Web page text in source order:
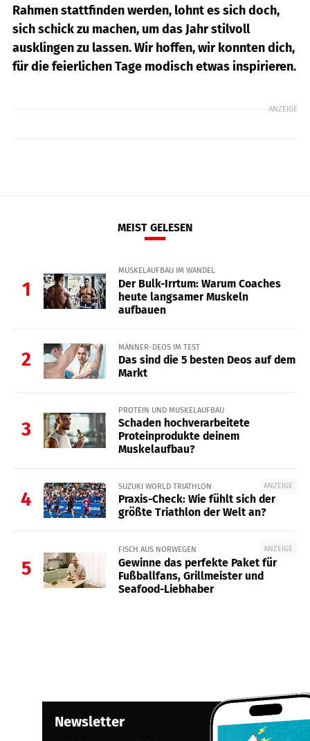
Rahmen stattfinden werden, lohnt es sich doch,
sich schick zu machen, um das Jahr stilvoll
ausklingen zu lassen. Wir hoffen, wir konnten dich,
für die feierlichen Tage modisch etwas inspirieren.
ANZEIGE
MEIST GELESEN
1
MUSKELAUFBAU IM WANDEL
Der Bulk-Irrtum: Warum Coaches
heute langsamer Muskeln
aufbauen
2
MÄNNER-DEOS IM TEST
Das sind die 5 besten Deos auf dem
Markt
3
PROTEIN UND MUSKELAUFBAU
Schaden hochverarbeitete
Proteinprodukte deinem
Muskelaufbau?
4
ANZEIGE
SUZUKI WORLD TRIATHLON
Praxis-Check: Wie fühlt sich der
größte Triathlon der Welt an?
5
ANZEIGE
FISCH AUS NORWEGEN
Gewinne das perfekte Paket für
Fußballfans, Grillmeister und
Seafood-Liebhaber
Newsletter